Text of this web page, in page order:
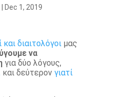
Dec 1, 2019
και διαιτολόγοιμας
να
για δύο λόγους,
και δεύτερονγιατί